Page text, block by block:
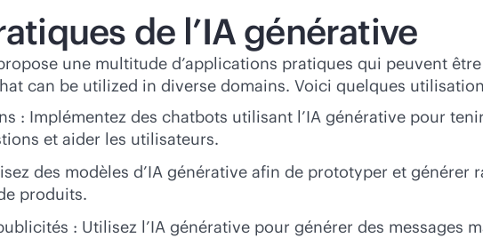
de l’IA générative
une multitude d’applications pratiques qui peuvent
can be utilized in diverse domains. Voici quelques
: Implémentez des chatbots utilisant l’IA générative pour
et aider les utilisateurs.
des modèles d’IA générative afin de prototyper et
produits.
: Utilisez l’IA générative pour générer des messages